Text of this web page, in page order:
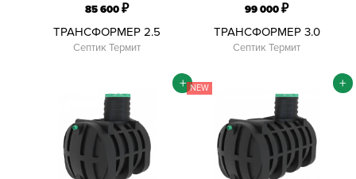
85 600₽
ТРАНСФОРМЕР 2.5
Септик Термит
99 000₽
ТРАНСФОРМЕР 3.0
Септик Термит
+ NEW +